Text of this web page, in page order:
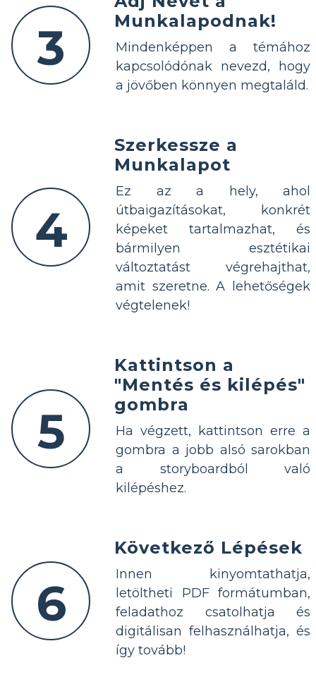
3
Munkalapodnak!
Mindenképpen a témához
kapcsolódónak nevezd, hogy
a jövőben könnyen megtaláld.
4
Szerkessze a
Munkalapot
Ez az a hely, ahol
útbaigazításokat, konkrét
képeket tartalmazhat, és
bármilyen esztétikai
változtatást végrehajthat,
amit szeretne. A lehetőségek
végtelenek!
5
Kattintson a
"Mentés és kilépés"
gombra
Ha végzett, kattintson erre a
gombra a jobb alsó sarokban
a storyboardból való
kilépéshez.
6
Következő Lépések
Innen kinyomtathatja,
letöltheti PDF formátumban,
feladathoz csatolhatja és
digitálisan felhasználhatja, és
így tovább!